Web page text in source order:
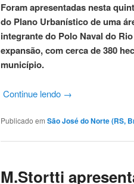
Foram apresentadas nesta
do Plano Urbanístico de uma
integrante do Polo Naval do
expansão, com cerca de 380
município.
Continue lendo →
Publicado em São José do Norte (RS,
M.Stortti